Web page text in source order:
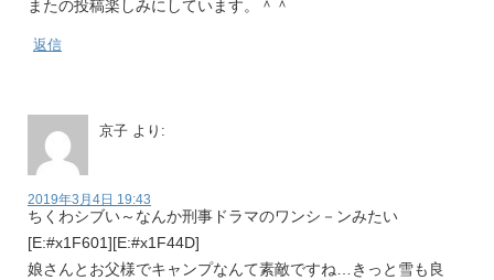
またの投稿楽しみにしています。＾＾
返信
京子 より:
2019年3月4日 19:43
ちくわシブい～なんか刑事ドラマのワンシ－ンみたい
[E:#x1F601][E:#x1F44D]
娘さんとお父様でキャンプなんて素敵ですね…きっと雪も良